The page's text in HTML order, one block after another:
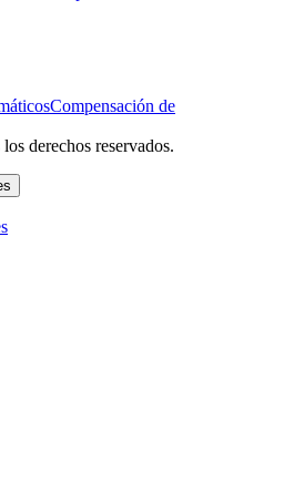
Compensación de
derechos reservados.